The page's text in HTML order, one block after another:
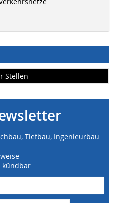
Stellen
Tiefbau, Ingenieurbau
kündbar